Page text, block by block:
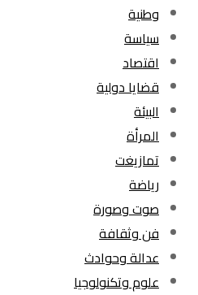
وطنية
سياسة
اقتصاد
قضايا دولية
البيئة
المرأة
تمازيغت
رياضة
صوت وصورة
فن وثقافة
عدالة وحوادث
علوم وتكنولوجيا